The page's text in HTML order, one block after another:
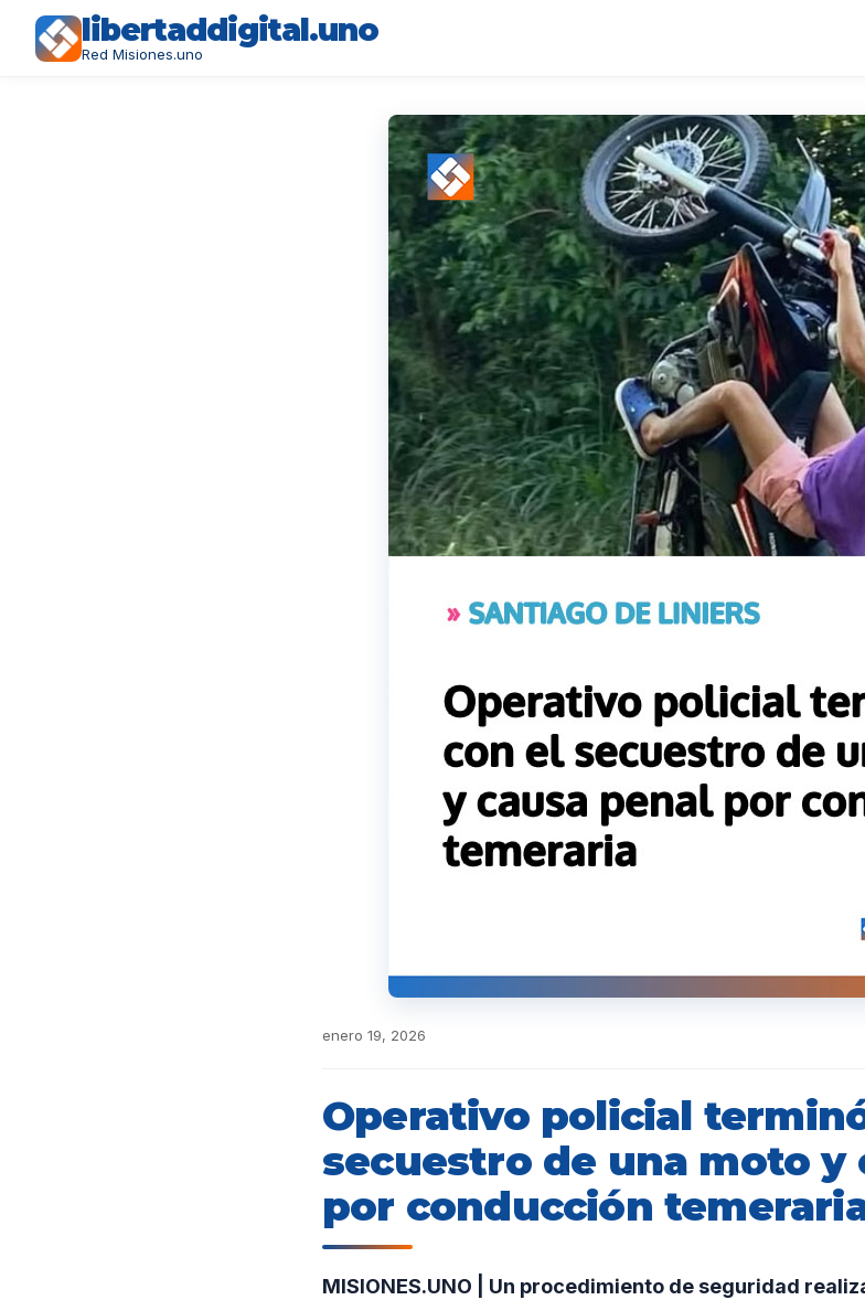
libertaddigital.uno
Red Misiones.uno
enero 19, 2026
Operativo policial
secuestro de una moto y
por conducción
MISIONES.UNO | Un procedimiento de seguridad